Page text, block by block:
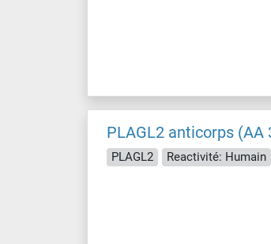
PLAGL2 anticorps (AA
PLAGL2 Reactivité: Humain